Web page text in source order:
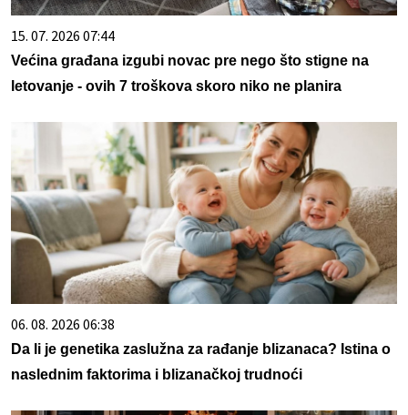
15. 07. 2026 07:44
Većina građana izgubi novac pre nego što stigne na
letovanje - ovih 7 troškova skoro niko ne planira
06. 08. 2026 06:38
Da li je genetika zaslužna za rađanje blizanaca? Istina o
naslednim faktorima i blizanačkoj trudnoći